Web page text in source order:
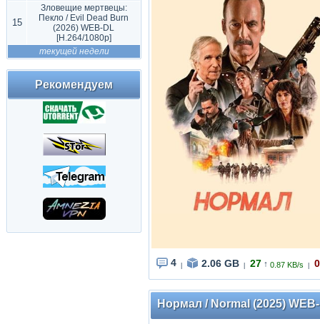
15
Зловещие мертвецы:
Пекло / Evil Dead Burn
(2026) WEB-DL
[H.264/1080p]
текущей недели
Рекомендуем
4 2.06 GB 27 ↑ 0.87 KB/s 0
Нормал / Normal (2025)